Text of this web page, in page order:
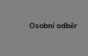
Osobní odběr